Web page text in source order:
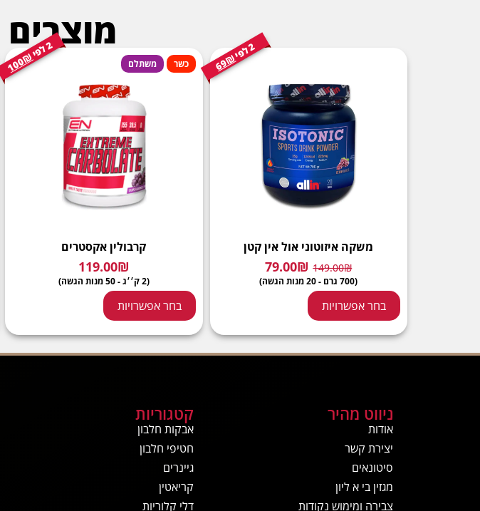
מוצרים 2
ל
פ
י
69₪
משקה איזוטוני אול אין קטן
149.00₪
79.00₪
(700 גרם - 20 מנות הגשה)
בחר אפשרויות
2
ל
פ
י
100₪ כשר משתלם
קרבולין אקסטרים
119.00₪
(2 ק׳׳ג - 50 מנות הגשה)
בחר אפשרויות
ניווט מהיר
אודות
יצירת קשר
סיטונאים
מגזין בי א ליון
צבירה ומימוש נקודות
קטגוריות
אבקות חלבון
חטיפי חלבון
גיינרים
קריאטין
דלי קלוריות